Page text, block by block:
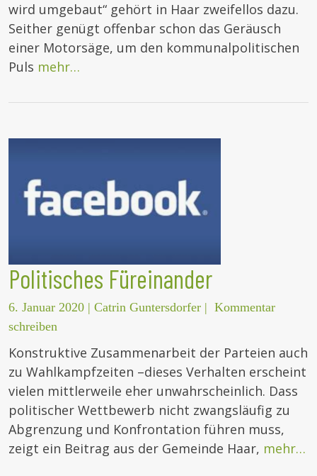
wird umgebaut“ gehört in Haar zweifellos dazu.
Seither genügt offenbar schon das Geräusch
einer Motorsäge, um den kommunalpolitischen
Puls mehr…
Politisches Füreinander
6. Januar 2020 | Catrin Guntersdorfer | Kommentar
schreiben
Konstruktive Zusammenarbeit der Parteien auch
zu Wahlkampfzeiten –dieses Verhalten erscheint
vielen mittlerweile eher unwahrscheinlich. Dass
politischer Wettbewerb nicht zwangsläufig zu
Abgrenzung und Konfrontation führen muss,
zeigt ein Beitrag aus der Gemeinde Haar, mehr…